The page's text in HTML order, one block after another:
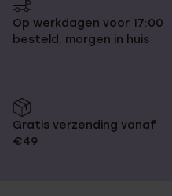
Op werkdagen voor 17:00
besteld, morgen in huis
Gratis verzending vanaf
€49